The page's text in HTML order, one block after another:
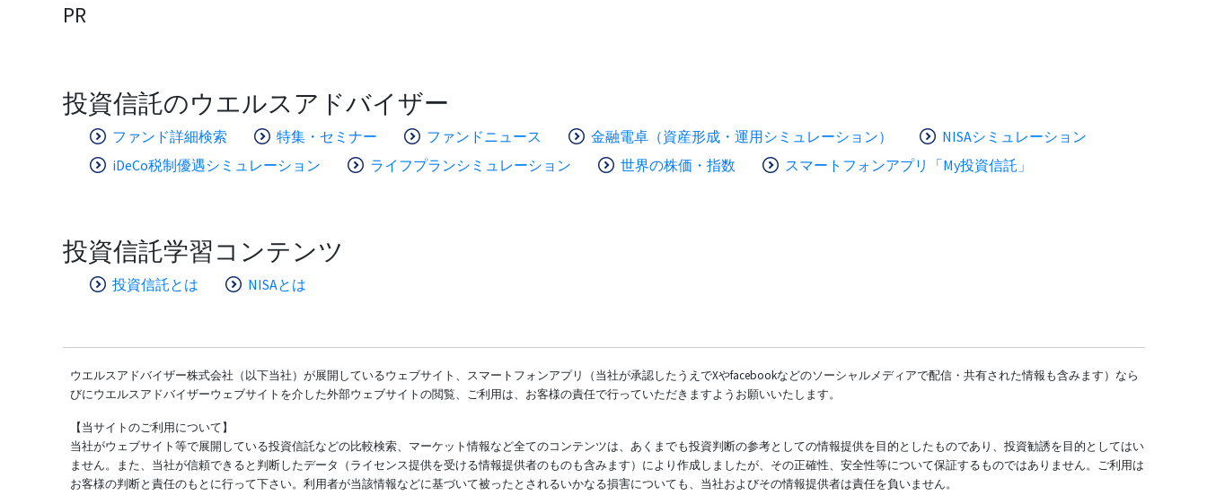
PR
投資信託のウエルスアドバイザー
ファンド詳細検索 特集・セミナー ファンドニュース 金融電卓（資産形成・運用シミュレーション）
NISAシミュレーション
iDeCo税制優遇シミュレーション
ライフプランシミュレーション 世界の株価・指数 スマートフォンアプリ「My投資信託」
投資信託学習コンテンツ
投資信託とは NISAとは
ウエルスアドバイザー株式会社（以下当社）が展開しているウェブサイト、スマートフォンアプリ（当社が承認したうえでXやfacebookなどのソーシャルメディアで配信・共有された情報も含みます）なら
びにウエルスアドバイザーウェブサイトを介した外部ウェブサイトの閲覧、ご利用は、お客様の責任で行っていただきますようお願いいたします。
【当サイトのご利用について】
当社がウェブサイト等で展開している投資信託などの比較検索、マーケット情報など全てのコンテンツは、あくまでも投資判断の参考としての情報提供を目的としたものであり、投資勧誘を目的としてはい
ません。また、当社が信頼できると判断したデータ（ライセンス提供を受ける情報提供者のものも含みます）により作成しましたが、その正確性、安全性等について保証するものではありません。ご利用は
お客様の判断と責任のもとに行って下さい。利用者が当該情報などに基づいて被ったとされるいかなる損害についても、当社およびその情報提供者は責任を負いません。